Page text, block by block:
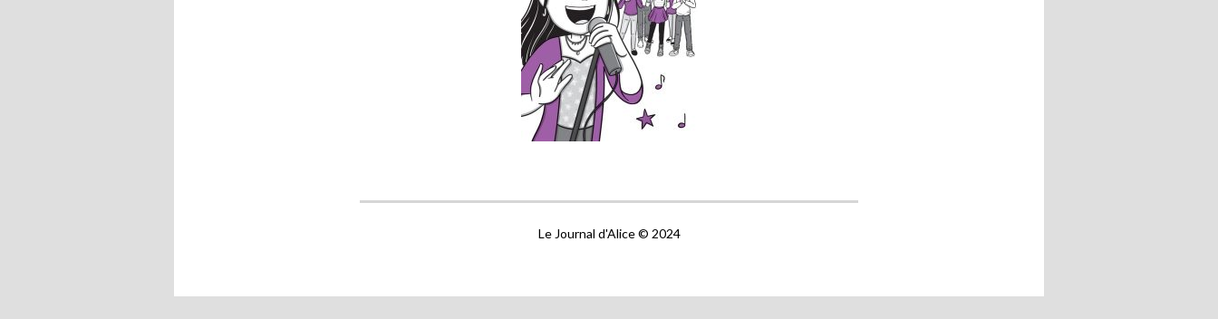
Le Journal d'Alice © 2024